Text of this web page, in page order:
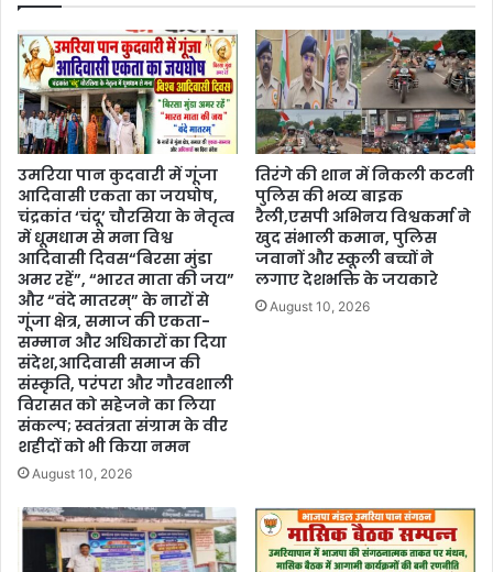
उमरिया पान कुदवारी में गूंजा
आदिवासी एकता का जयघोष,
चंद्रकांत ‘चंदू’ चौरसिया के नेतृत्व
में धूमधाम से मना विश्व
आदिवासी दिवस“बिरसा मुंडा
अमर रहें”, “भारत माता की जय”
और “वंदे मातरम्” के नारों से
गूंजा क्षेत्र, समाज की एकता-
सम्मान और अधिकारों का दिया
संदेश,आदिवासी समाज की
संस्कृति, परंपरा और गौरवशाली
विरासत को सहेजने का लिया
संकल्प; स्वतंत्रता संग्राम के वीर
शहीदों को भी किया नमन
August 10, 2026
तिरंगे की शान में निकली कटनी
पुलिस की भव्य बाइक
रैली,एसपी अभिनय विश्वकर्मा ने
खुद संभाली कमान, पुलिस
जवानों और स्कूली बच्चों ने
लगाए देशभक्ति के जयकारे
August 10, 2026